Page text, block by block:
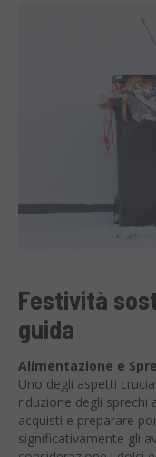
Festività
guida
Alimentazione e
Uno degli aspetti
riduzione degli sprechi
acquisti e preparare
significativamente gli